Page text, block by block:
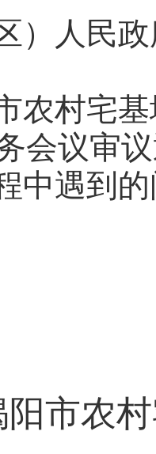
）人民
村宅基
会议审
中遇到
阳市农